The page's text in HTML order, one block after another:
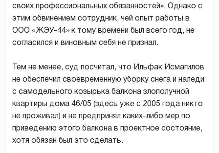
своих профессиональных обязанностей». Однако с
этим обвинением сотрудник, чей опыт работы в
ООО «ЖЭУ-44» к тому времени был всего год, не
согласился и виновным себя не признал.
Тем не менее, суд посчитал, что Ильфак Исмагилов
не обеспечил своевременную уборку снега и наледи
с самодельного козырька балкона злополучной
квартиры дома 46/05 (здесь уже с 2005 года никто
не проживал) и не предпринял каких-либо мер по
приведению этого балкона в проектное состояние,
хотя обязан был это сделать.